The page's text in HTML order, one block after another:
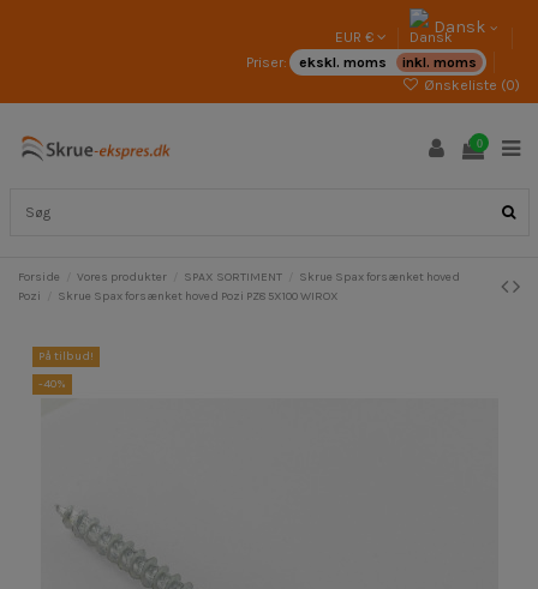
EUR € Dansk
Priser: ekskl. moms
inkl. moms
Ønskeliste (0)
0
Forside Vores produkter SPAX SORTIMENT
Skrue Spax forsænket hoved
Pozi
Skrue Spax forsænket hoved Pozi PZ8 5X100 WIROX
På tilbud!
-40%